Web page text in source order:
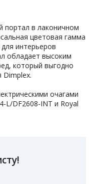
портал в лаконичном
цветовая гамма
интерьеров
обладает высоким
который выгодно
Dimplex.
очагами
L/DF2608-INT и Royal